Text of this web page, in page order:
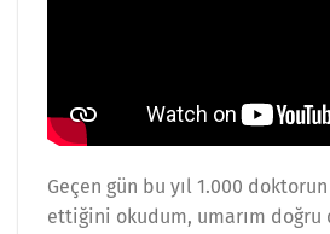
Geçen gün bu yıl 1.000
ettiğini okudum, umarım doğru